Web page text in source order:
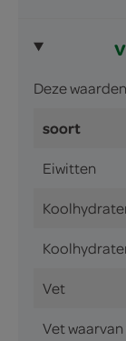
Deze
soort
Eiwitten
Vet
Vet